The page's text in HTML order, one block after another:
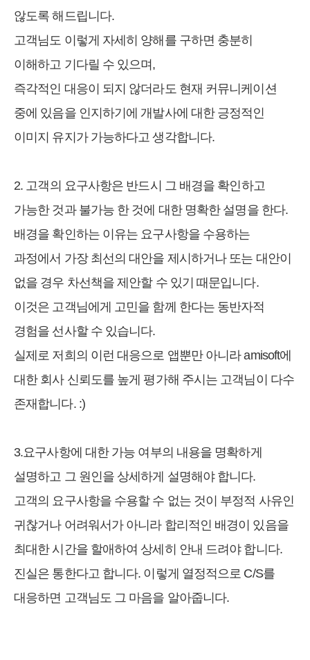
않도록 해드립니다.
고객님도 이렇게 자세히 양해를 구하면 충분히
이해하고 기다릴 수 있으며,
즉각적인 대응이 되지 않더라도 현재 커뮤니케이션
중에 있음을 인지하기에 개발사에 대한 긍정적인
이미지 유지가 가능하다고 생각합니다.
2. 고객의 요구사항은 반드시 그 배경을 확인하고
가능한 것과 불가능 한 것에 대한 명확한 설명을 한다.
배경을 확인하는 이유는 요구사항을 수용하는
과정에서 가장 최선의 대안을 제시하거나 또는 대안이
없을 경우 차선책을 제안할 수 있기 때문입니다.
이것은 고객님에게 고민을 함께 한다는 동반자적
경험을 선사할 수 있습니다.
실제로 저희의 이런 대응으로 앱뿐만 아니라 amisoft에
대한 회사 신뢰도를 높게 평가해 주시는 고객님이 다수
존재합니다. :)
3.요구사항에 대한 가능 여부의 내용을 명확하게
설명하고 그 원인을 상세하게 설명해야 합니다.
고객의 요구사항을 수용할 수 없는 것이 부정적 사유인
귀찮거나 어려워서가 아니라 합리적인 배경이 있음을
최대한 시간을 할애하여 상세히 안내 드려야 합니다.
진실은 통한다고 합니다. 이렇게 열정적으로 C/S를
대응하면 고객님도 그 마음을 알아줍니다.